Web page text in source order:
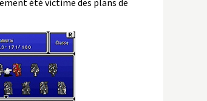
été victime des plans de